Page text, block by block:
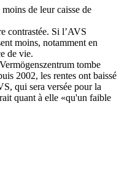
de leur caisse de
contrastée. Si l’AVS
moins, notamment en
de vie.
tombe
2002, les rentes ont baissé
qui sera versée pour la
quant à elle «qu'un faible